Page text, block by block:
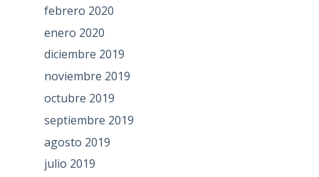
febrero 2020
enero 2020
diciembre 2019
noviembre 2019
octubre 2019
septiembre 2019
agosto 2019
julio 2019